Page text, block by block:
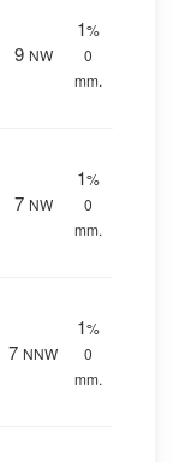
9 NW
1%
0
mm.
7 NW
1%
0
mm.
7 NNW
1%
0
mm.